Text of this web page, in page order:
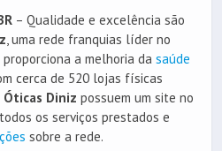
– Qualidade e excelência são
, uma rede franquias líder no
a melhoria da saúde
cerca de 520 lojas físicas
Óticas Diniz possuem um site no
os serviços prestados e
sobre a rede.